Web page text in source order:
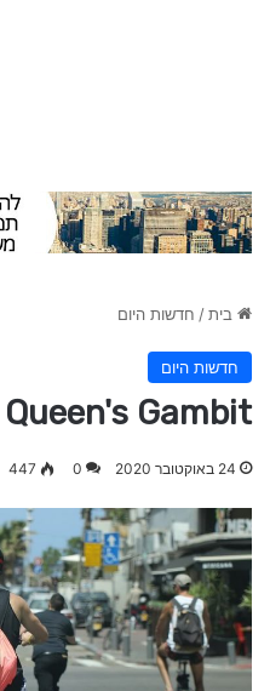
בית/ חדשות היום
חדשות היום
Gambit
24 באוקטובר 2020 0
447